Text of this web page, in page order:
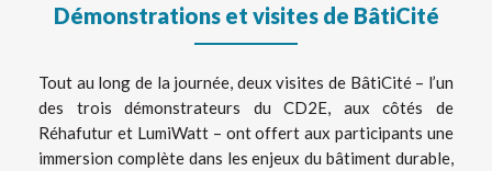
Démonstrations et visites de BâtiCité
Tout au long de la journée, deux visites de BâtiCité – l’un
des trois démonstrateurs du CD2E, aux côtés de
Réhafutur et LumiWatt – ont offert aux participants une
immersion complète dans les enjeux du bâtiment durable,